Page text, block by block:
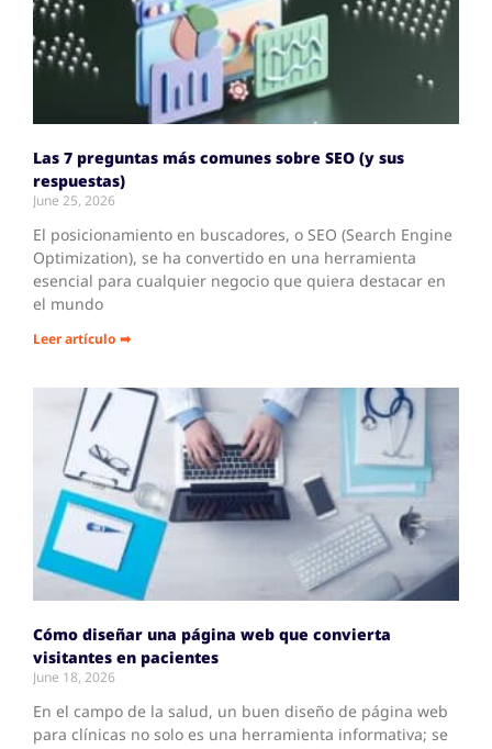
Las 7 preguntas más comunes sobre SEO (y sus
respuestas)
June 25, 2026
El posicionamiento en buscadores, o SEO (Search Engine
Optimization), se ha convertido en una herramienta
esencial para cualquier negocio que quiera destacar en
el mundo
Leer artículo ➡
Cómo diseñar una página web que convierta
visitantes en pacientes
June 18, 2026
En el campo de la salud, un buen diseño de página web
para clínicas no solo es una herramienta informativa; se